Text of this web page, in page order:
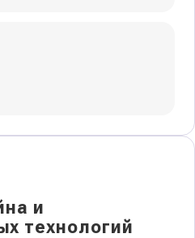
и
технологий